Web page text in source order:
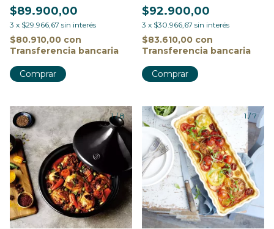
$89.900,00
3 x $29.966,67 sin interés
$80.910,00 con
Transferencia bancaria
Comprar
$92.900,00
3 x $30.966,67 sin interés
$83.610,00 con
Transferencia bancaria
Comprar
1/8 1/ 7